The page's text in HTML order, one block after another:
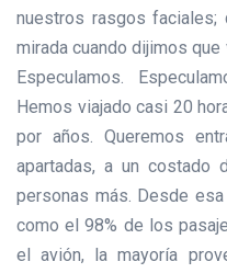
nuestros rasgos faciales;
mirada cuando dijimos que
Especulamos.
Hemos viajado casi 20
por años. Queremos
apartadas, a un costado
personas más. Desde
como el 98% de los
el avión, la mayoría